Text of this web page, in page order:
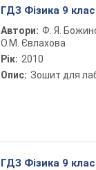
ГДЗ Фізика 9 клас
Автори: Ф. Я.
О.М. Євлахова
Рік: 2010
Опис: Зошит для
ГДЗ Фізика 9 клас